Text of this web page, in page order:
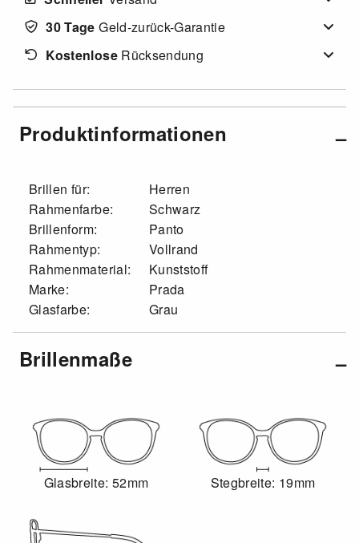
30 Tage Geld-zurück-Garantie
KostenloseRücksendung
Produktinformationen
Brillen für:
Herren
Rahmenfarbe:
Schwarz
Brillenform:
Panto
Rahmentyp:
Vollrand
Rahmenmaterial:
Kunststoff
Marke:
Prada
Glasfarbe:
Grau
Brillenmaße
Glasbreite: 52mm Stegbreite: 19mm